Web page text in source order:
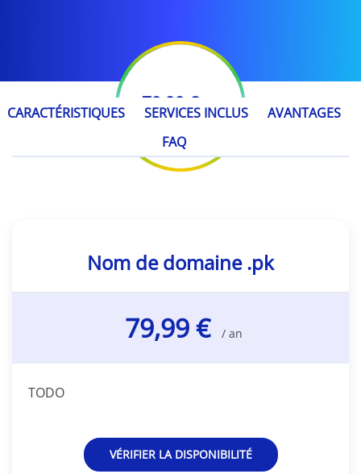
79,99 € / an
CARACTÉRISTIQUES SERVICES INCLUS
AVANTAGES
FAQ
Nom de domaine .pk
79,99 € / an
TODO
VÉRIFIER LA DISPONIBILITÉ